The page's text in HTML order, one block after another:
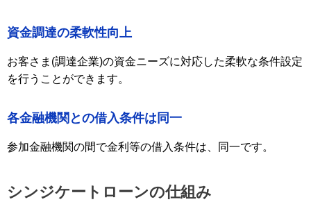
資金調達の柔軟性向上
お客さま(調達企業)の資金ニーズに対応した柔軟な条件設定
を行うことができます。
各金融機関との借入条件は同一
参加金融機関の間で金利等の借入条件は、同一です。
シンジケートローンの仕組み